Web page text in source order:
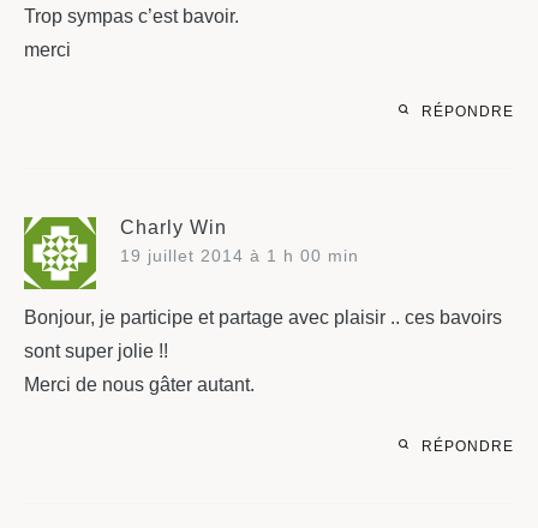
Trop sympas c’est bavoir.
merci
RÉPONDRE
Charly Win
19 juillet 2014 à 1 h 00 min
Bonjour, je participe et partage avec plaisir .. ces bavoirs
sont super jolie !!
Merci de nous gâter autant.
RÉPONDRE